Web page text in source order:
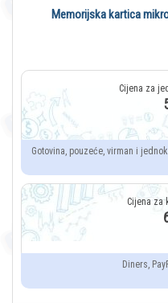
Memorijska kartica
Gotovina, pouzeće, virman i
Diners,